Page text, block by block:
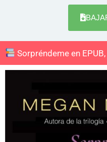
Sorpréndeme en EPUB,